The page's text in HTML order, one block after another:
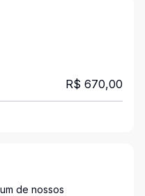
R$ 670,00
de nossos